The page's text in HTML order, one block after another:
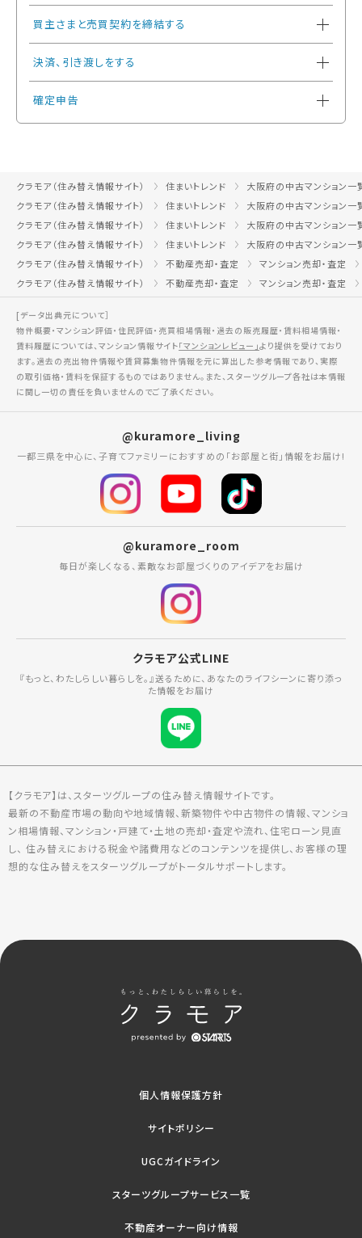
買主さまと売買契約を締結する
決済、引き渡しをする
確定申告
クラモア（住み替え情報サイト） 住まいトレンド
大阪府の中古マンション一
クラモア（住み替え情報サイト）
住まいトレンド
大阪府の中古マンション一
クラモア（住み替え情報サイト）
住まいトレンド
大阪府の中古マンション一
クラモア（住み替え情報サイト）
住まいトレンド
大阪府の中古マンション一
クラモア（住み替え情報サイト）
不動産売却・査定
マンション売却・査定
クラモア（住み替え情報サイト）
不動産売却・査定 マンション売却・査定
[データ出典元について］
物件概要・マンション評価・住民評価・売買相場情報・過去の販売履歴・賃料相場情報・
賃料履歴については、マンション情報サイト「マンションレビュー」より提供を受けており
ます。過去の売出物件情報や賃貸募集物件情報を元に算出した参考情報であり、実際
の取引価格・賃料を保証するものではありません。また、スターツグループ各社は本情報
に関し一切の責任を負いませんのでご了承ください。
@kuramore_living
一都三県を中心に、子育てファミリーにおすすめの「お部屋と街」情報をお届け!
@kuramore_room
毎日が楽しくなる、素敵なお部屋づくりのアイデアをお届け
クラモア公式LINE
『もっと、わたしらしい暮らしを。』送るために、あなたのライフシーンに寄り添っ
た情報をお届け
【クラモア】は、スターツグループの住み替え情報サイトです。
最新の不動産市場の動向や地域情報、新築物件や中古物件の情報、マンショ
ン相場情報、マンション・戸建て・土地の売却・査定や流れ、住宅ローン見直
し、 住み替えにおける税金や諸費用などのコンテンツを提供し、お客様の理
想的な住み替えをスターツグループがトータルサポートします。
個人情報保護方針
サイトポリシー
UGCガイドライン
スターツグループサービス一覧
不動産オーナー向け情報